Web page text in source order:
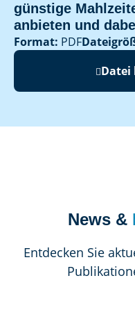
günstige
anbieten und
Format: PDF
Datei
News &
Entdecken Sie